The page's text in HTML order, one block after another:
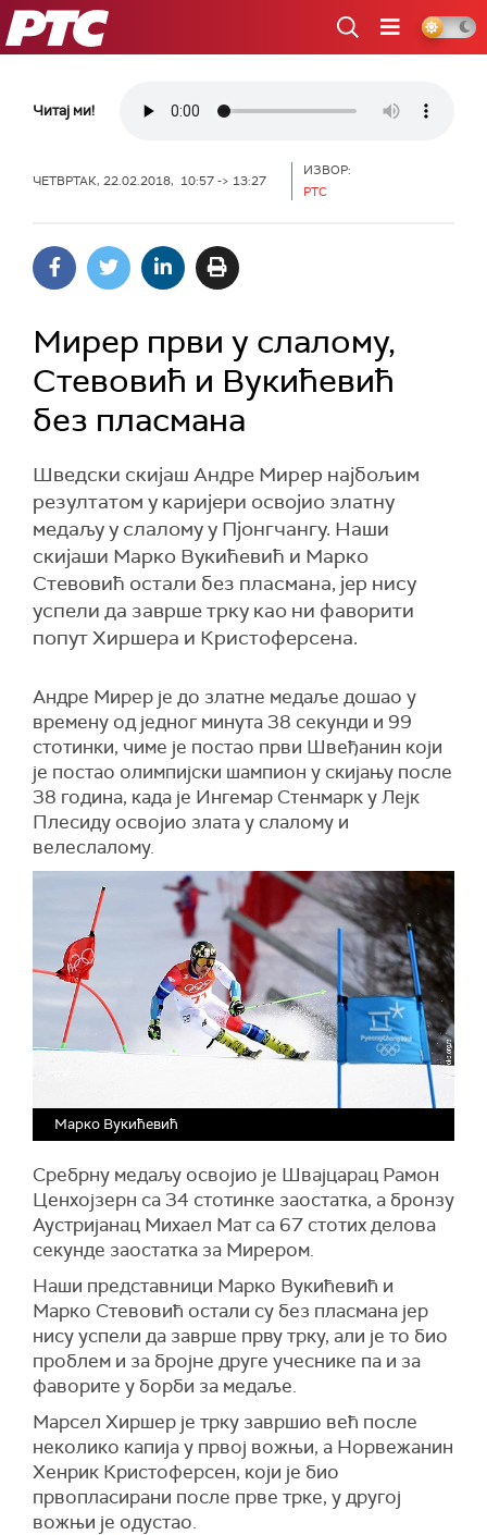
РТС
Читај ми!
ЧЕТВРТАК, 22.02.2018, 10:57 -> 13:27
ИЗВОР:
РТС
Мирер први у слалому,
Стевовић и Вукићевић
без пласмана
Шведски скијаш Андре Мирер најбољим
резултатом у каријери освојио златну
медаљу у слалому у Пјонгчангу. Наши
скијаши Марко Вукићевић и Марко
Стевовић остали без пласмана, јер нису
успели да заврше трку као ни фаворити
попут Хиршера и Кристоферсена.
Андре Мирер је до златне медаље дошао у
времену од једног минута 38 секунди и 99
стотинки, чиме је постао први Швеђанин који
је постао олимпијски шампион у скијању после
38 година, када је Ингемар Стенмарк у Лејк
Плесиду освојио злата у слалому и
велеслалому.
Марко Вукићевић
Сребрну медаљу освојио је Швајцарац Рамон
Ценхојзерн са 34 стотинке заостатка, а бронзу
Аустријанац Михаел Мат са 67 стотих делова
секунде заостатка за Мирером.
Наши представници Марко Вукићевић и
Марко Стевовић остали су без пласмана јер
нису успели да заврше прву трку, али је то био
проблем и за бројне друге учеснике па и за
фаворите у борби за медаље.
Марсел Хиршер је трку завршио већ после
неколико капија у првој вожњи, а Норвежанин
Хенрик Кристоферсен, који је био
првопласирани после прве трке, у другој
вожњи је одустао.